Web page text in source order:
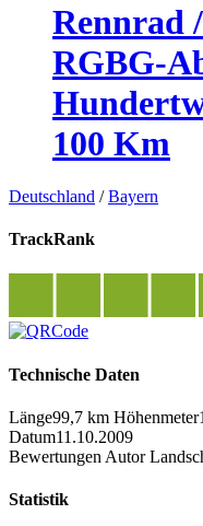
Rennrad
RGBG-
100 Km
Deutschland /Bayern
TrackRank
Technische Daten
Länge99,7 km Höhenmeter
Datum11.10.2009
Bewertungen Autor
Statistik